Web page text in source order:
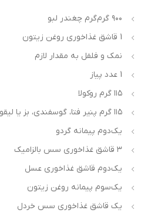
۹۰۰ گرم‌گرم چغندر لبو
1 قاشق غذاخوری روغن زیتون
نمک و فلفل به مقدار لازم
1 عدد پیاز
۱۱۵ گرم روکولا
۱۱۵ گرم پنیر فتا، گوسفندی، بز یا لیقوان
یک‌دوم پیمانه گردو
۳ قاشق غذاخوری سس بالزامیک
یک‌دوم قاشق غذاخوری عسل
یک‌سوم پیمانه روغن زیتون
یک قاشق غذاخوری سس خردل